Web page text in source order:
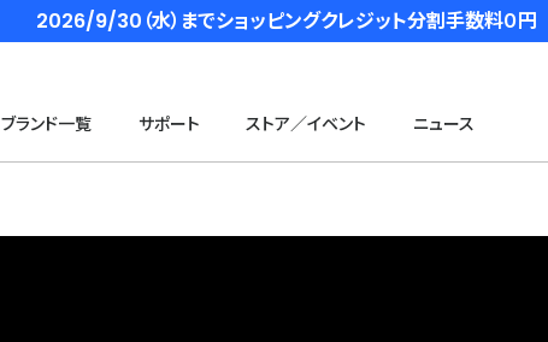
2026/9/30（水）までショッピングクレジット分割手数料０円
ブランド一覧 サポート ストア／イベント ニュース